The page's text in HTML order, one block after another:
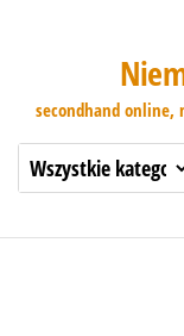
secondhand online,